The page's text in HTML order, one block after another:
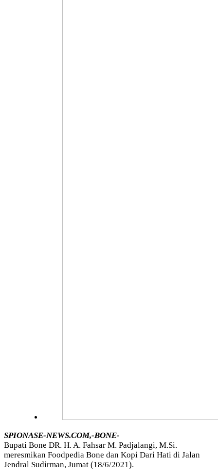
SPIONASE-NEWS.COM,-BONE-
Bupati Bone DR. H. A. Fahsar M. Padjalangi, M.Si.
meresmikan Foodpedia Bone dan Kopi Dari Hati di Jalan
Jendral Sudirman, Jumat (18/6/2021).